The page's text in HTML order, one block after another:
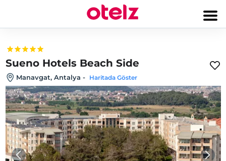
Sueno Hotels Beach Side
Manavgat, Antalya - Haritada Göster